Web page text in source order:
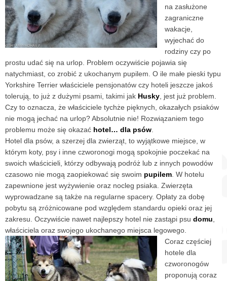
na zasłużone
zagraniczne
wakacje,
wyjechać do
rodziny czy po
prostu udać się na urlop. Problem oczywiście pojawia się
natychmiast, co zrobić z ukochanym pupilem. O ile małe pieski typu
Yorkshire Terrier właściciele pensjonatów czy hoteli jeszcze jakoś
tolerują, to już z dużymi psami, takimi jak Husky , jest już problem.
Czy to oznacza, że właściciele tychże pięknych, okazałych psiaków
nie mogą jechać na urlop? Absolutnie nie! Rozwiązaniem tego
problemu może się okazać hotel… dla psów
Hotel dla psów, a szerzej dla zwierząt, to wyjątkowe miejsce, w
którym koty, psy i inne czworonogi mogą spokojnie poczekać na
swoich właścicieli, którzy odbywają podróż lub z innych powodów
czasowo nie mogą zaopiekować się swoim pupilem . W hotelu
zapewnione jest wyżywienie oraz nocleg psiaka. Zwierzęta
wyprowadzane są także na regularne spacery. Opłaty za dobę
pobytu są zróżnicowane pod względem standardu opieki oraz jej
zakresu. Oczywiście nawet najlepszy hotel nie zastąpi psu domu
właściciela oraz swojego ukochanego miejsca legowego.
Coraz częściej
hotele dla
czworonogów
proponują coraz